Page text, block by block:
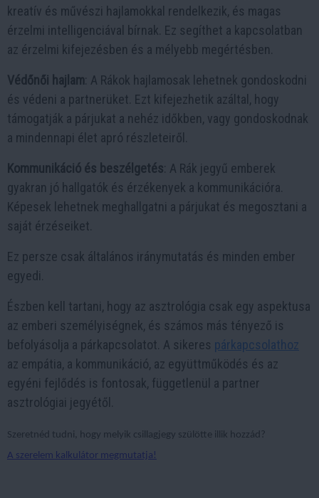
kreatív és művészi hajlamokkal rendelkezik, és magas
érzelmi intelligenciával bírnak. Ez segíthet a kapcsolatban
az érzelmi kifejezésben és a mélyebb megértésben.
Védőnői hajlam : A Rákok hajlamosak lehetnek gondoskodni
és védeni a partnerüket. Ezt kifejezhetik azáltal, hogy
támogatják a párjukat a nehéz időkben, vagy gondoskodnak
a mindennapi élet apró részleteiről.
Kommunikáció és beszélgetés : A Rák jegyű emberek
gyakran jó hallgatók és érzékenyek a kommunikációra.
Képesek lehetnek meghallgatni a párjukat és megosztani a
saját érzéseiket.
Ez persze csak általános iránymutatás és minden ember
egyedi.
Észben kell tartani, hogy az asztrológia csak egy aspektusa
az emberi személyiségnek, és számos más tényező is
befolyásolja a párkapcsolatot. A sikeres párkapcsolathoz
az empátia, a kommunikáció, az együttműködés és az
egyéni fejlődés is fontosak, függetlenül a partner
asztrológiai jegyétől.
Szeretnéd tudni, hogy melyik csillagjegy szülötte illik hozzád?
A szerelem kalkulátor megmutatja!